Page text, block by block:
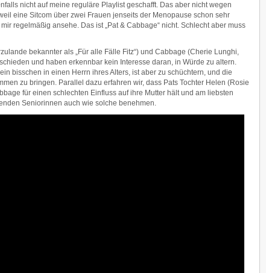
nicht auf meine reguläre Playlist geschafft. Das aber nicht wegen
eine Sitcom über zwei Frauen jenseits der Menopause schon sehr
regelmäßig ansehe. Das ist „Pat & Cabbage“ nicht. Schlecht aber muss
bekannter als „Für alle Fälle Fitz“) und Cabbage (Cherie Lunghi,
und haben erkennbar kein Interesse daran, in Würde zu altern.
bisschen in einen Herrn ihres Alters, ist aber zu schüchtern, und die
zu bringen. Parallel dazu erfahren wir, dass Pats Tochter Helen (Rosie
für einen schlechten Einfluss auf ihre Mutter hält und am liebsten
Seniorinnen auch wie solche benehmen.